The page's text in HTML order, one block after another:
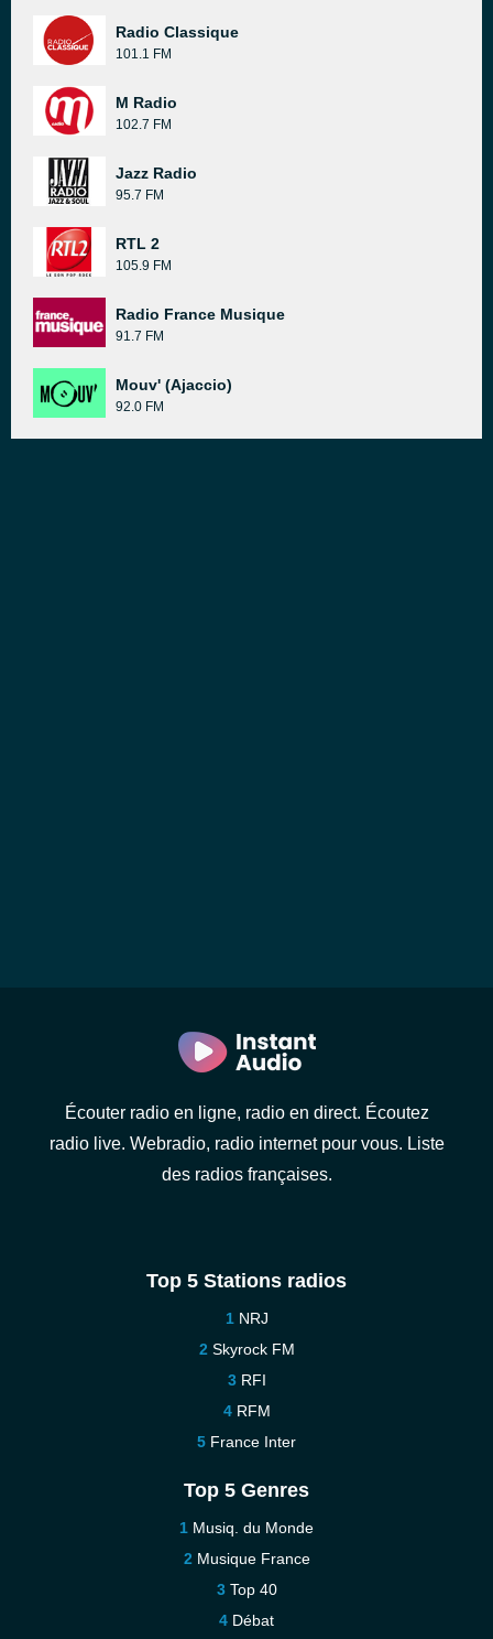
Radio Classique
101.1 FM
M Radio
102.7 FM
Jazz Radio
95.7 FM
RTL 2
105.9 FM
Radio France Musique
91.7 FM
Mouv' (Ajaccio)
92.0 FM
Écouter radio en ligne, radio en direct. Écoutez
radio live. Webradio, radio internet pour vous. Liste
des radios françaises.
Top 5 Stations radios
NRJ
Skyrock FM
RFI
RFM
France Inter
Top 5 Genres
Musiq. du Monde
Musique France
Top 40
Débat